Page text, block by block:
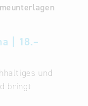
| 18.–
und
bringt